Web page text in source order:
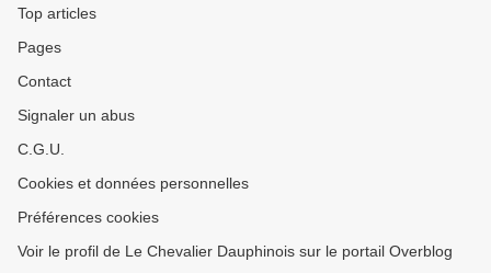
Top articles
Pages
Contact
Signaler un abus
C.G.U.
Cookies et données personnelles
Préférences cookies
Voir le profil de Le Chevalier Dauphinois sur le portail Overblog